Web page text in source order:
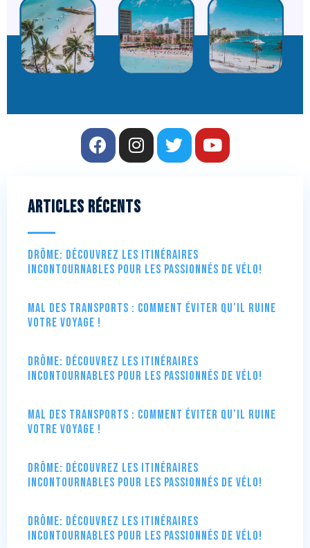
Articles récents
Drôme: Découvrez les itinéraires
incontournables pour les passionnés de vélo!
Mal des transports : comment éviter qu’il ruine
votre voyage !
Drôme: Découvrez les itinéraires
incontournables pour les passionnés de vélo!
Mal des transports : comment éviter qu’il ruine
votre voyage !
Drôme: Découvrez les itinéraires
incontournables pour les passionnés de vélo!
Drôme: Découvrez les itinéraires
incontournables pour les passionnés de vélo!